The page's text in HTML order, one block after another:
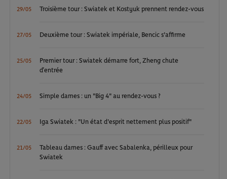
29/05 Troisième tour : Swiatek et Kostyuk prennent rendez-vous
27/05 Deuxième tour : Swiatek impériale, Bencic s'affirme
25/05
Premier tour : Swiatek démarre fort, Zheng chute
d’entrée
24/05 Simple dames : un "Big 4" au rendez-vous ?
22/05 Iga Swiatek : "Un état d'esprit nettement plus positif"
21/05
Tableau dames : Gauff avec Sabalenka, périlleux pour
Swiatek